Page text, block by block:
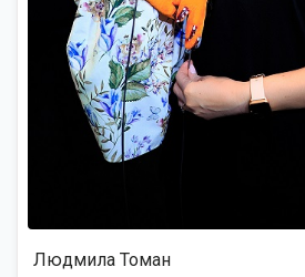
Людмила Томан